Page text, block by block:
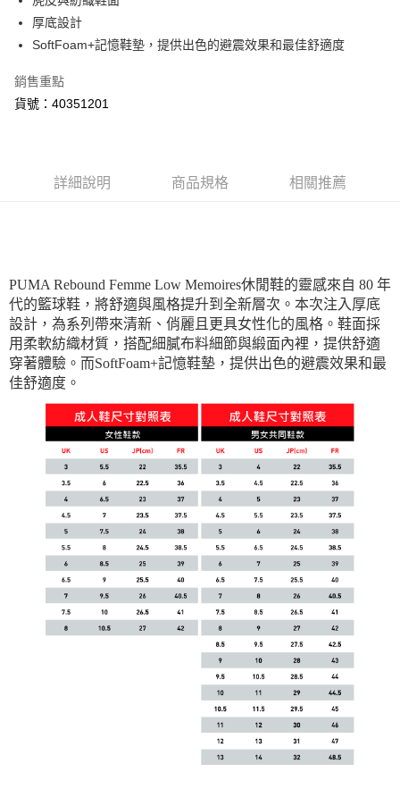
Google Pay
貨到付款
宅配貨到付款(離島恕不配送)
厚底設計
SoftFoam+記憶鞋墊，提供出色的避震效果和最佳舒適度
銷售重點
貨號：40351201
詳細說明 商品規格 相關推薦
PUMA Rebound Femme Low Memoires休閒鞋的靈感來自 80 年
代的籃球鞋，將舒適與風格提升到全新層次。本次注入厚底
設計，為系列帶來清新、俏麗且更具女性化的風格。鞋面採
用柔軟紡織材質，搭配細膩布料細節與緞面內裡，提供舒適
穿著體驗。而SoftFoam+記憶鞋墊，提供出色的避震效果和最
佳舒適度。